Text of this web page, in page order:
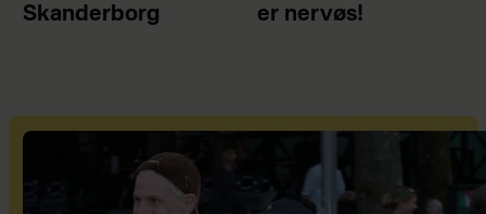
Skanderborg
er nervøs!